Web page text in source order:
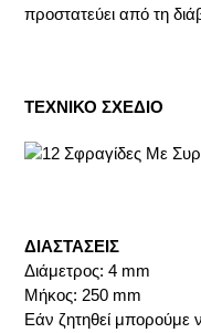
προστατεύει από τη
ΤΕΧΝΙΚΟ ΣΧΕΔΙΟ
ΔΙΑΣΤΑΣΕΙΣ
Διάμετρος: 4 mm
Μήκος: 250 mm
Εάν ζητηθεί μπορούμε